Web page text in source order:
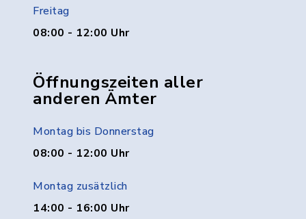
Freitag
08:00 - 12:00 Uhr
Öffnungszeiten aller
anderen Ämter
Montag bis Donnerstag
08:00 - 12:00 Uhr
Montag zusätzlich
14:00 - 16:00 Uhr